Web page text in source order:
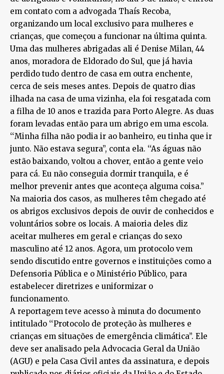
em contato com a advogada Thaís Recoba,
organizando um local exclusivo para mulheres e
crianças, que começou a funcionar na última quinta.
Uma das mulheres abrigadas ali é Denise Milan, 44
anos, moradora de Eldorado do Sul, que já havia
perdido tudo dentro de casa em outra enchente,
cerca de seis meses antes. Depois de quatro dias
ilhada na casa de uma vizinha, ela foi resgatada com
a filha de 10 anos e trazida para Porto Alegre. As duas
foram levadas então para um abrigo em uma escola.
‘‘Minha filha não podia ir ao banheiro, eu tinha que ir
junto. Não estava segura’’, conta ela. ‘‘As águas não
estão baixando, voltou a chover, então a gente veio
para cá. Eu não conseguia dormir tranquila, e é
melhor prevenir antes que aconteça alguma coisa.’’
Na maioria dos casos, as mulheres têm chegado até
os abrigos exclusivos depois de ouvir de conhecidos e
voluntários sobre os locais. A maioria deles diz
aceitar mulheres em geral e crianças do sexo
masculino até 12 anos. Agora, um protocolo vem
sendo discutido entre governos e instituições como a
Defensoria Pública e o Ministério Público, para
estabelecer diretrizes e uniformizar o
funcionamento.
A reportagem teve acesso à minuta do documento
intitulado ‘‘Protocolo de proteção às mulheres e
crianças em situações de emergência climática’’. Ele
deve ser analisado pela Advocacia Geral da União
(AGU) e pela Casa Civil antes da assinatura, e depois